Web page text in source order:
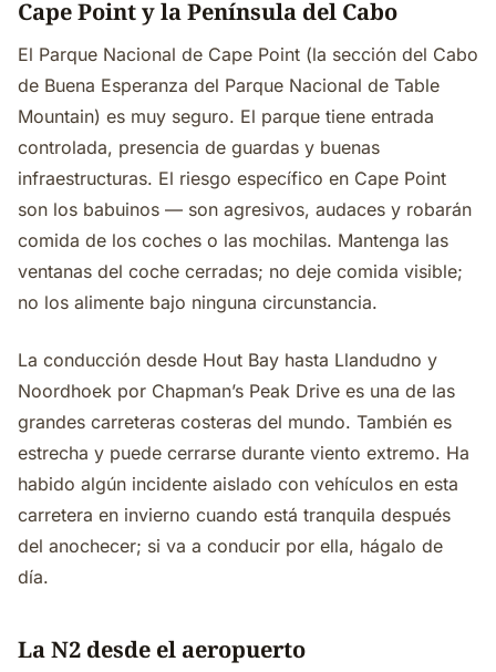
Cape Point y la Península del Cabo
El Parque Nacional de Cape Point (la sección del Cabo
de Buena Esperanza del Parque Nacional de Table
Mountain) es muy seguro. El parque tiene entrada
controlada, presencia de guardas y buenas
infraestructuras. El riesgo específico en Cape Point
son los babuinos — son agresivos, audaces y robarán
comida de los coches o las mochilas. Mantenga las
ventanas del coche cerradas; no deje comida visible;
no los alimente bajo ninguna circunstancia.
La conducción desde Hout Bay hasta Llandudno y
Noordhoek por Chapman’s Peak Drive es una de las
grandes carreteras costeras del mundo. También es
estrecha y puede cerrarse durante viento extremo. Ha
habido algún incidente aislado con vehículos en esta
carretera en invierno cuando está tranquila después
del anochecer; si va a conducir por ella, hágalo de
día.
La N2 desde el aeropuerto